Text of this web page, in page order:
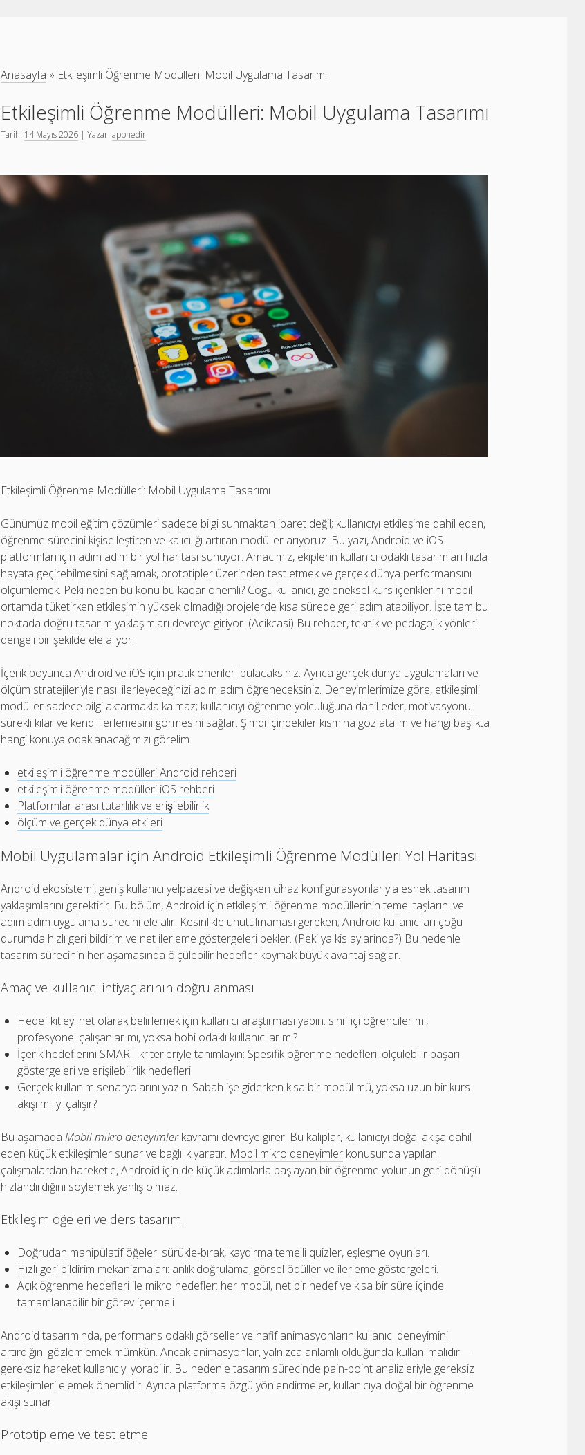
Anasayfa » Etkileşimli Öğrenme Modülleri: Mobil Uygulama Tasarımı
Etkileşimli Öğrenme Modülleri: Mobil Uygulama Tasarımı
Tarih: 14 Mayıs 2026 | Yazar:appnedir
Etkileşimli Öğrenme Modülleri: Mobil Uygulama Tasarımı
Günümüz mobil eğitim çözümleri sadece bilgi sunmaktan ibaret değil; kullanıcıyı etkileşime dahil eden,
öğrenme sürecini kişiselleştiren ve kalıcılığı artıran modüller arıyoruz. Bu yazı, Android ve iOS
platformları için adım adım bir yol haritası sunuyor. Amacımız, ekiplerin kullanıcı odaklı tasarımları hızla
hayata geçirebilmesini sağlamak, prototipler üzerinden test etmek ve gerçek dünya performansını
ölçümlemek. Peki neden bu konu bu kadar önemli? Cogu kullanıcı, geleneksel kurs içeriklerini mobil
ortamda tüketirken etkileşimin yüksek olmadığı projelerde kısa sürede geri adım atabiliyor. İşte tam bu
noktada doğru tasarım yaklaşımları devreye giriyor. (Acikcasi) Bu rehber, teknik ve pedagojik yönleri
dengeli bir şekilde ele alıyor.
İçerik boyunca Android ve iOS için pratik önerileri bulacaksınız. Ayrıca gerçek dünya uygulamaları ve
ölçüm stratejileriyle nasıl ilerleyeceğinizi adım adım öğreneceksiniz. Deneyimlerimize göre, etkileşimli
modüller sadece bilgi aktarmakla kalmaz; kullanıcıyı öğrenme yolculuğuna dahil eder, motivasyonu
sürekli kılar ve kendi ilerlemesini görmesini sağlar. Şimdi içindekiler kısmına göz atalım ve hangi başlıkta
hangi konuya odaklanacağımızı görelim.
etkileşimli öğrenme modülleri Android rehberi
etkileşimli öğrenme modülleri iOS rehberi
Platformlar arası tutarlılık ve erişilebilirlik
ölçüm ve gerçek dünya etkileri
Mobil Uygulamalar için Android Etkileşimli Öğrenme Modülleri Yol Haritası
Android ekosistemi, geniş kullanıcı yelpazesi ve değişken cihaz konfigürasyonlarıyla esnek tasarım
yaklaşımlarını gerektirir. Bu bölüm, Android için etkileşimli öğrenme modüllerinin temel taşlarını ve
adım adım uygulama sürecini ele alır. Kesinlikle unutulmaması gereken; Android kullanıcıları çoğu
durumda hızlı geri bildirim ve net ilerleme göstergeleri bekler. (Peki ya kis aylarinda?) Bu nedenle
tasarım sürecinin her aşamasında ölçülebilir hedefler koymak büyük avantaj sağlar.
Amaç ve kullanıcı ihtiyaçlarının doğrulanması
Hedef kitleyi net olarak belirlemek için kullanıcı araştırması yapın: sınıf içi öğrenciler mi,
profesyonel çalışanlar mı, yoksa hobi odaklı kullanıcılar mı?
İçerik hedeflerini SMART kriterleriyle tanımlayın: Spesifik öğrenme hedefleri, ölçülebilir başarı
göstergeleri ve erişilebilirlik hedefleri.
Gerçek kullanım senaryolarını yazın. Sabah işe giderken kısa bir modül mü, yoksa uzun bir kurs
akışı mı iyi çalışır?
Bu aşamadaMobil mikro deneyimlerkavramı devreye girer. Bu kalıplar, kullanıcıyı doğal akışa dahil
eden küçük etkileşimler sunar ve bağlılık yaratır. Mobil mikro deneyimler konusunda yapılan
çalışmalardan hareketle, Android için de küçük adımlarla başlayan bir öğrenme yolunun geri dönüşü
hızlandırdığını söylemek yanlış olmaz.
Etkileşim öğeleri ve ders tasarımı
Doğrudan manipülatif öğeler: sürükle-bırak, kaydırma temelli quizler, eşleşme oyunları.
Hızlı geri bildirim mekanizmaları: anlık doğrulama, görsel ödüller ve ilerleme göstergeleri.
Açık öğrenme hedefleri ile mikro hedefler: her modül, net bir hedef ve kısa bir süre içinde
tamamlanabilir bir görev içermeli.
Android tasarımında, performans odaklı görseller ve hafif animasyonların kullanıcı deneyimini
artırdığını gözlemlemek mümkün. Ancak animasyonlar, yalnızca anlamlı olduğunda kullanılmalıdır—
gereksiz hareket kullanıcıyı yorabilir. Bu nedenle tasarım sürecinde pain-point analizleriyle gereksiz
etkileşimleri elemek önemlidir. Ayrıca platforma özgü yönlendirmeler, kullanıcıya doğal bir öğrenme
akışı sunar.
Prototipleme ve test etme